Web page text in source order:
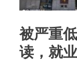
被严重
读，就